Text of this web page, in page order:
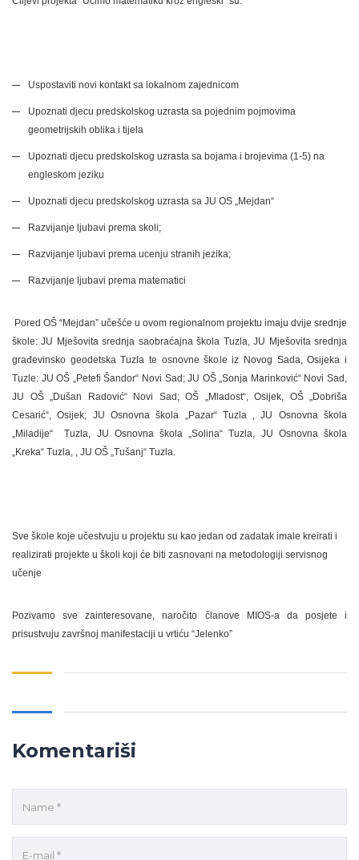
Uspostaviti novi kontakt sa lokalnom zajednicom
Upoznati djecu predskolskog uzrasta sa pojednim pojmovima
geometrijskih oblika i tijela
Upoznati djecu predskolskog uzrasta sa bojama i brojevima (1-5) na
engleskom jeziku
Upoznati djecu predskolskog uzrasta sa JU OS „Mejdan“
Razvijanje ljubavi prema skoli;
Razvijanje ljubavi prema ucenju stranih jezika;
Razvijanje ljubavi prema matematici
Pored OŠ “Mejdan” učešće u ovom regionalnom projektu imaju dvije srednje
škole: JU Mješovita srednja saobraćajna škola Tuzla, JU Mješovita srednja
građevinsko geodetska Tuzla te osnovne škole iz Novog Sada, Osijeka i
Tuzle: JU OŠ „Petefi Šandor“ Novi Sad; JU OŠ „Sonja Marinković“ Novi Sad,
JU OŠ „Dušan Radović“ Novi Sad; OŠ „Mladost“, Osijek, OŠ „Dobriša
Cesarić“, Osijek; JU Osnovna škola „Pazar“ Tuzla , JU Osnovna škola
„Miladije“ Tuzla, JU Osnovna škola „Solina“ Tuzla, JU Osnovna škola
„Kreka“ Tuzla, , JU OŠ „Tušanj“ Tuzla.
Sve škole koje učestvuju u projektu su kao jedan od zadatak imale kreirati i
realizirati projekte u školi koji će biti zasnovani na metodologiji servisnog
učenje
Pozivamo sve zainteresovane, naročito članove MIOS-a da posjete i
prisustvuju završnoj manifestaciji u vrtiću “Jelenko”
Komentariši